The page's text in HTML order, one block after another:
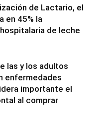
de Lactario, el
en 45% la
de leche
las y los adultos
enfermedades
importante el
al comprar